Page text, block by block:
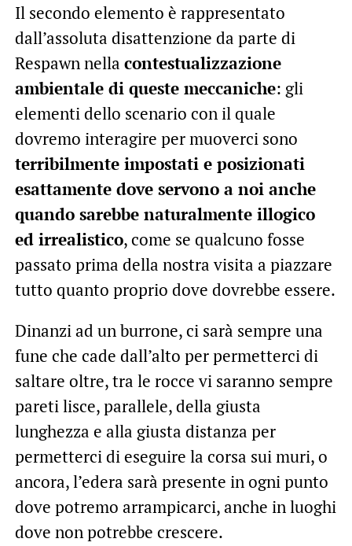
Il secondo elemento è rappresentato
dall’assoluta disattenzione da parte di
Respawn nella contestualizzazione
ambientale di queste meccaniche: gli
elementi dello scenario con il quale
dovremo interagire per muoverci sono
terribilmente impostati e posizionati
esattamente dove servono a noi anche
quando sarebbe naturalmente illogico
ed irrealistico, come se qualcuno fosse
passato prima della nostra visita a piazzare
tutto quanto proprio dove dovrebbe essere.
Dinanzi ad un burrone, ci sarà sempre una
fune che cade dall’alto per permetterci di
saltare oltre, tra le rocce vi saranno sempre
pareti lisce, parallele, della giusta
lunghezza e alla giusta distanza per
permetterci di eseguire la corsa sui muri, o
ancora, l’edera sarà presente in ogni punto
dove potremo arrampicarci, anche in luoghi
dove non potrebbe crescere.